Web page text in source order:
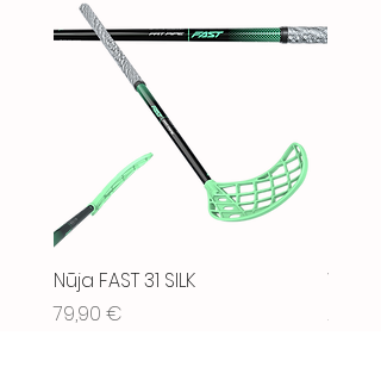
Nūja FAST 31 SILK
Cena
79,90 €
WAX
Cena
21,90 €